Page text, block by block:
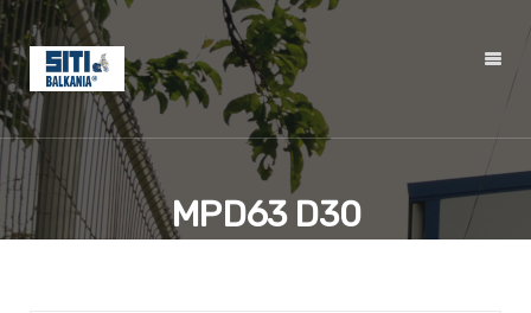
MPD63 D30